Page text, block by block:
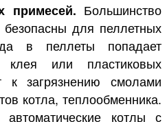
примесей. Большинство
безопасны для пеллетных
в пеллеты попадает
клея или пластиковых
к загрязнению смолами
котла, теплообменника.
котлы с